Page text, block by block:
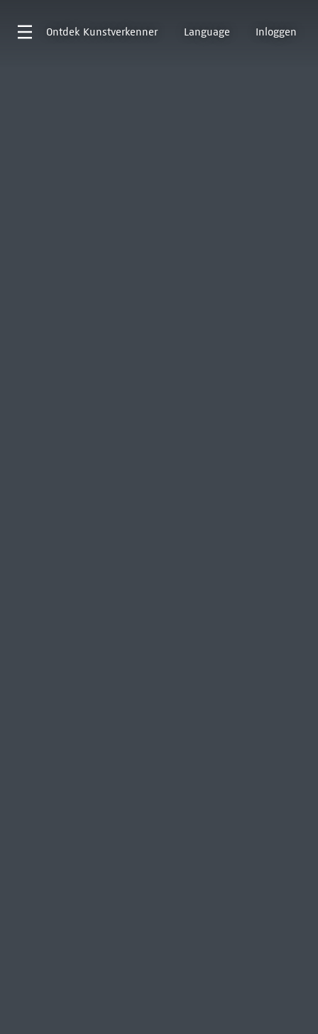
Ontdek Kunstverkenner Language Inloggen